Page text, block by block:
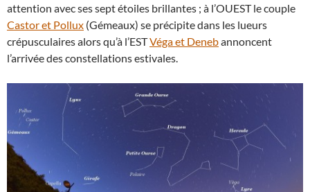
attention avec ses sept étoiles brillantes ; à l’OUEST le couple
Castor et Pollux (Gémeaux) se précipite dans les lueurs
crépusculaires alors qu’à l’ESTVéga et Denebannoncent
l’arrivée des constellations estivales.